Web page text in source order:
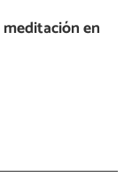
en